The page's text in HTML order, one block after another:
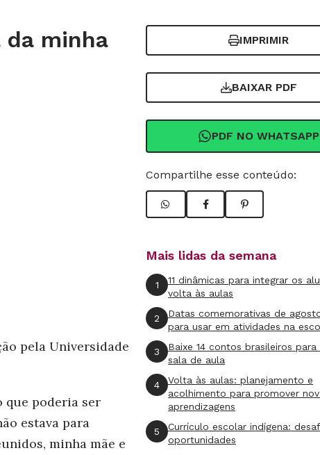
da minha
IMPRIMIR
BAIXAR PDF
PDF NO WHATSAPP
Compartilhe esse conteúdo:
pela Universidade
que poderia ser
estava para
minha mãe e
Mais lidas da semana
1
11 dinâmicas para integrar os
volta às aulas
2
Datas comemorativas de
para usar em atividades na
3
Baixe 14 contos brasileiros para
sala de aula
4
Volta às aulas: planejamento e
acolhimento para promover
aprendizagens
5
Currículo escolar indígena:
oportunidades